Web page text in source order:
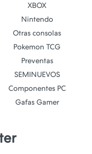
XBOX
Nintendo
Otras consolas
Pokemon TCG
Preventas
SEMINUEVOS
Componentes PC
Gafas Gamer